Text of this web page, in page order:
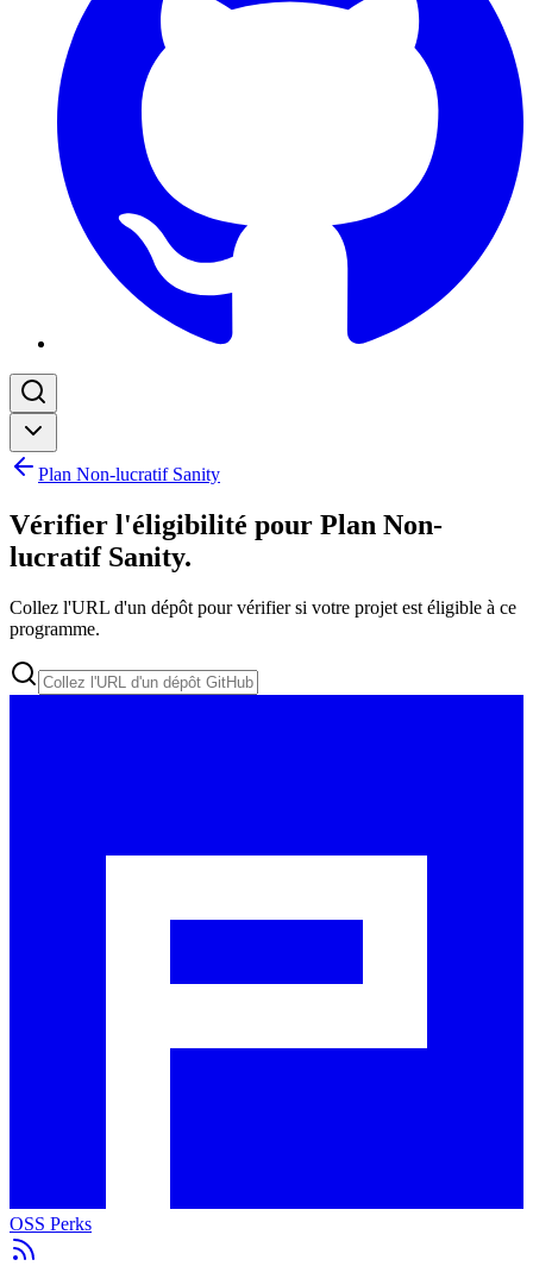
Plan Non-lucratif Sanity
Vérifier l'éligibilité pour Plan Non-
lucratif Sanity.
Collez l'URL d'un dépôt pour vérifier si votre projet est éligible à ce
programme.
OSS Perks